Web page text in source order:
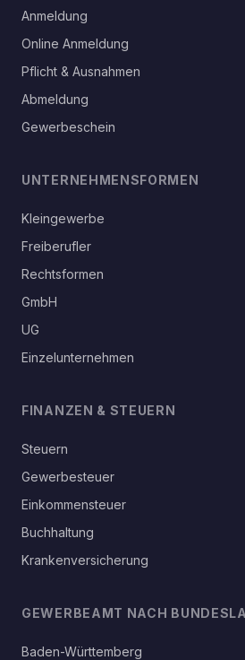
Anmeldung
Online Anmeldung
Pflicht & Ausnahmen
Abmeldung
Gewerbeschein
UNTERNEHMENSFORMEN
Kleingewerbe
Freiberufler
Rechtsformen
GmbH
UG
Einzelunternehmen
FINANZEN & STEUERN
Steuern
Gewerbesteuer
Einkommensteuer
Buchhaltung
Krankenversicherung
GEWERBEAMT NACH
Baden-Württemberg